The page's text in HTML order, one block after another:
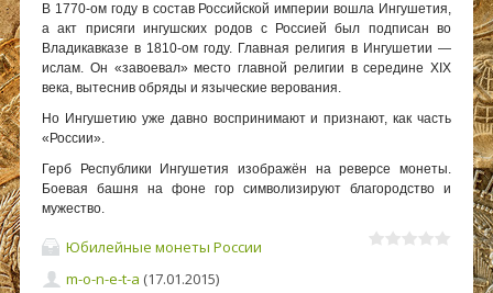
В 1770-ом году в состав Российской империи вошла Ингушетия,
а акт присяги ингушских родов с Россией был подписан во
Владикавказе в 1810-ом году. Главная религия в Ингушетии —
ислам. Он «завоевал» место главной религии в середине XIX
века, вытеснив обряды и языческие верования.
Но Ингушетию уже давно воспринимают и признают, как часть
«России».
Герб Республики Ингушетия изображён на реверсе монеты.
Боевая башня на фоне гор символизируют благородство и
мужество.
Юбилейные монеты России
m-o-n-e-t-a (17.01.2015)